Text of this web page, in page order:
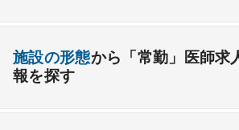
消化器外科
整形外科 形成外科 美容外科
開業支援あり
施設の形態から「常勤」医師求
報を探す